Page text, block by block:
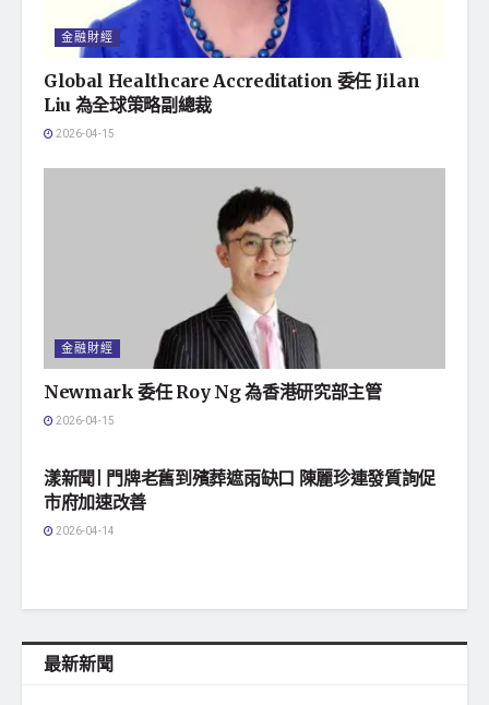
金融財經
Global Healthcare Accreditation 委任 Jilan
Liu 為全球策略副總裁
2026-04-15
金融財經
Newmark 委任 Roy Ng 為香港研究部主管
2026-04-15
漾新聞| 門牌老舊到殯葬遮雨缺口 陳麗珍連發質詢促
市府加速改善
2026-04-14
最新新聞